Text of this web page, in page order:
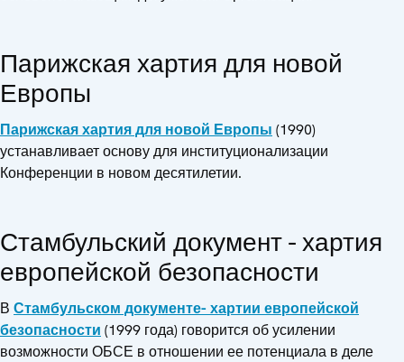
Парижская хартия для новой
Европы
Парижская хартия для новой Европы (1990)
устанавливает основу для институционализации
Конференции в новом десятилетии.
Стамбульский документ - хартия
европейской безопасности
В Стамбульском документе- хартии европейской
безопасности (1999 года) говорится об усилении
возможности ОБСЕ в отношении ее потенциала в деле